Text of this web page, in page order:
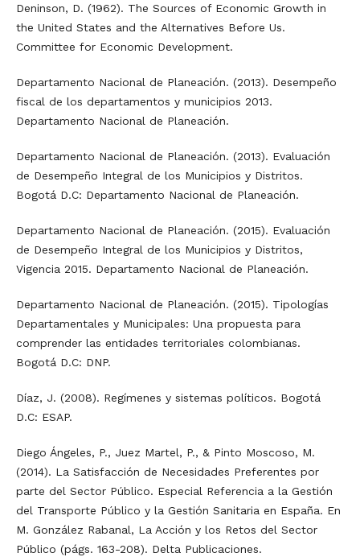
Deninson, D. (1962). The Sources of Economic Growth in
the United States and the Alternatives Before Us.
Committee for Economic Development.
Departamento Nacional de Planeación. (2013). Desempeño
fiscal de los departamentos y municipios 2013.
Departamento Nacional de Planeación.
Departamento Nacional de Planeación. (2013). Evaluación
de Desempeño Integral de los Municipios y Distritos.
Bogotá D.C: Departamento Nacional de Planeación.
Departamento Nacional de Planeación. (2015). Evaluación
de Desempeño Integral de los Municipios y Distritos,
Vigencia 2015. Departamento Nacional de Planeación.
Departamento Nacional de Planeación. (2015). Tipologías
Departamentales y Municipales: Una propuesta para
comprender las entidades territoriales colombianas.
Bogotá D.C: DNP.
Díaz, J. (2008). Regímenes y sistemas políticos. Bogotá
D.C: ESAP.
Diego Ángeles, P., Juez Martel, P., & Pinto Moscoso, M.
(2014). La Satisfacción de Necesidades Preferentes por
parte del Sector Público. Especial Referencia a la Gestión
del Transporte Público y la Gestión Sanitaria en España. En
M. González Rabanal, La Acción y los Retos del Sector
Público (págs. 163-208). Delta Publicaciones.